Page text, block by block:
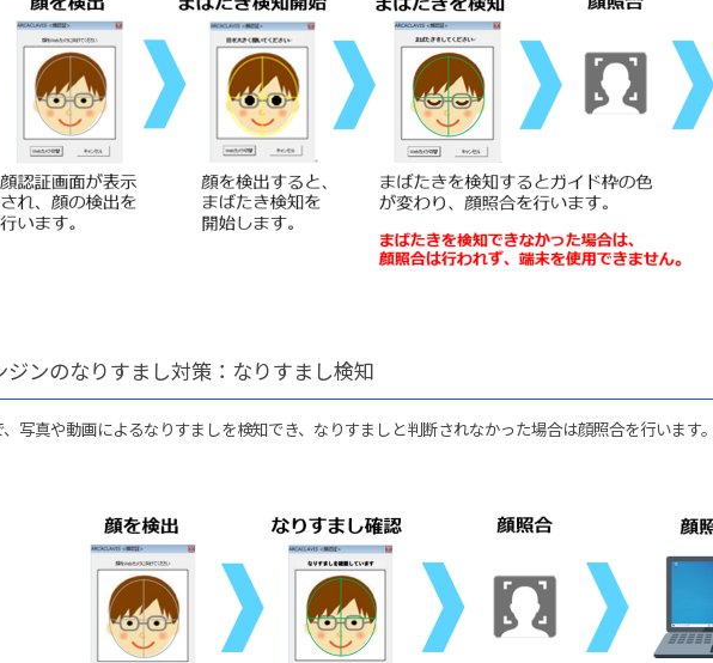
ンのなりすまし対策：なりすまし検知
写真や動画によるなりすましを検知でき、なりすましと判断されなかった場合は顔照合を行います